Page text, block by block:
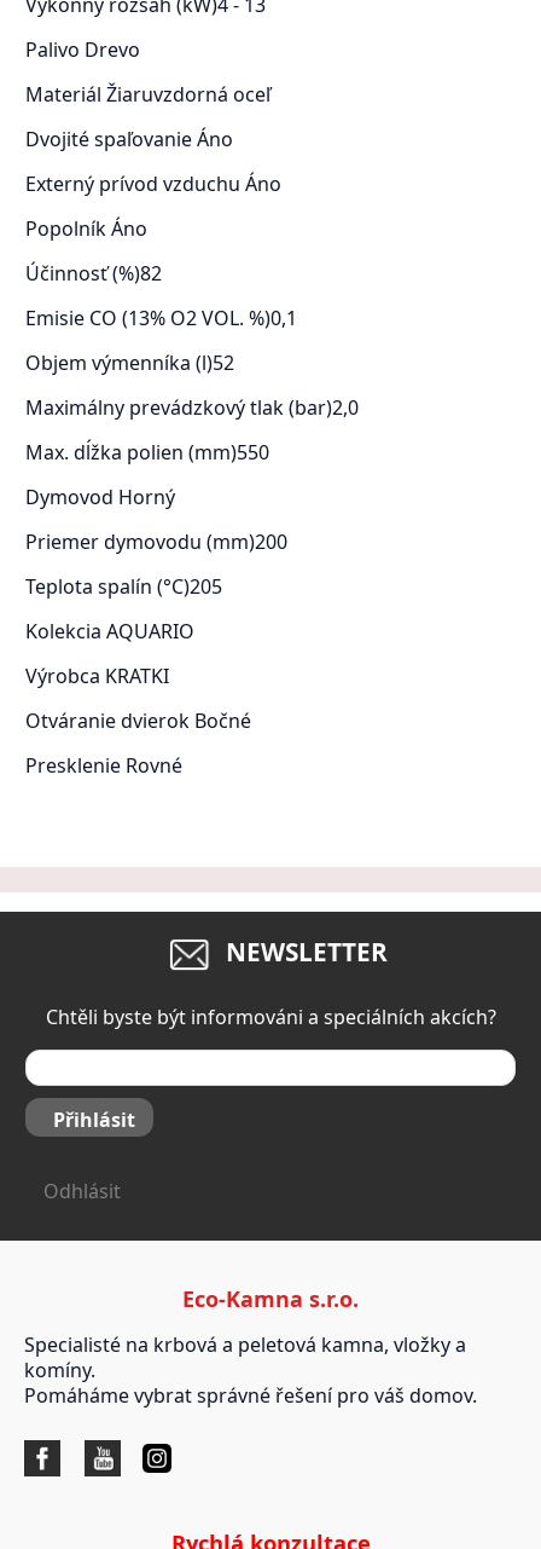
Palivo Drevo
Materiál Žiaruvzdorná oceľ
Dvojité spaľovanieÁno
Externý prívod vzduchu Áno
PopolníkÁno
Účinnosť (%)82
Emisie CO (13% O2 VOL. %)0,1
Objem výmenníka (l)52
Maximálny prevádzkový tlak (bar)2,0
Max. dĺžka polien (mm)550
Dymovod Horný
Priemer dymovodu (mm)200
Teplota spalín (°C)205
Kolekcia AQUARIO
Výrobca KRATKI
Otváranie dvierok Bočné
Presklenie Rovné
NEWSLETTER
Chtěli byste být informováni a speciálních akcích?
Přihlásit
Odhlásit
Eco-Kamna s.r.o.
Specialisté na krbová a peletová kamna, vložky a
komíny.
Pomáháme vybrat správné řešení pro váš domov.
Rychlá konzultace